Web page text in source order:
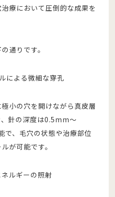
療において圧倒的な成果を
通りです。
による微細な穿孔
小の穴を開けながら真皮層
針の深度は0.5mm〜
、毛穴の状態や治療部位
が可能です。
ルギーの照射